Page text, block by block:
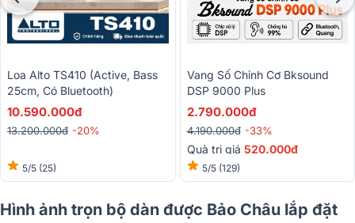
Loa Alto TS410 (Active, Bass
25cm, Có Bluetooth)
10.590.000đ
13.200.000đ -20%
5/5 (25)
Vang Số Chỉnh Cơ Bksound
DSP 9000 Plus
2.790.000đ
4.190.000đ -33%
Quà trị giá 520.000đ
5/5 (129)
Hình ảnh trọn bộ dàn được Bảo Châu lắp đặt